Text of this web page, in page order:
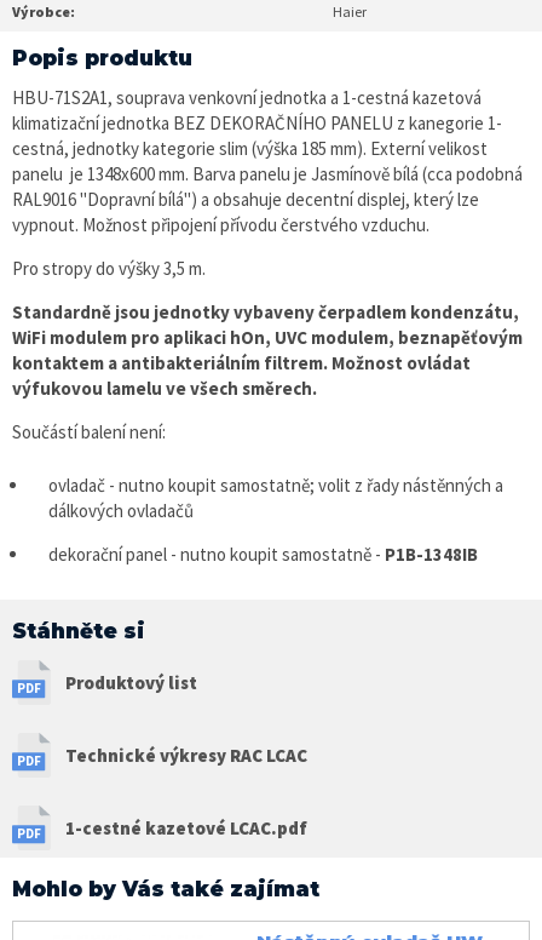
Výrobce: Haier
Popis produktu
HBU-71S2A1, souprava venkovní jednotka a 1-cestná kazetová
klimatizační jednotka BEZ DEKORAČNÍHO PANELU z kanegorie 1-
cestná, jednotky kategorie slim (výška 185 mm). Externí velikost
panelu je 1348x600 mm. Barva panelu je Jasmínově bílá (cca podobná
RAL9016 "Dopravní bílá") a obsahuje decentní displej, který lze
vypnout. Možnost připojení přívodu čerstvého vzduchu.
Pro stropy do výšky 3,5 m.
Standardně jsou jednotky vybaveny čerpadlem kondenzátu,
WiFi modulem pro aplikaci hOn, UVC modulem, beznapěťovým
kontaktem a antibakteriálním filtrem. Možnost ovládat
výfukovou lamelu ve všech směrech.
Součástí balení není:
ovladač - nutno koupit samostatně; volit z řady nástěnných a
dálkových ovladačů
dekorační panel - nutno koupit samostatně - P1B-1348IB
Stáhněte si
Produktový list
Technické výkresy RAC LCAC
1-cestné kazetové LCAC.pdf
Mohlo by Vás také zajímat